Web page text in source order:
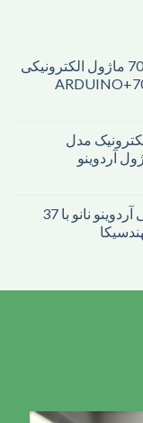
کیت جامع آموزش و راه اندازی 70 ماژول الکترونیکی
مدل
استارتر کیت آموزشی، سرگرمی آردوینو نانو با 37